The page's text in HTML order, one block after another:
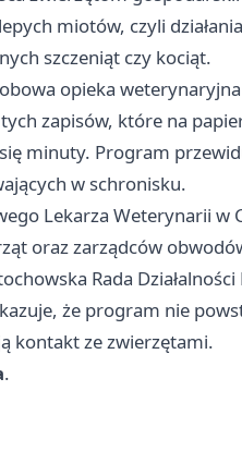
miotów, czyli
szczeniąt czy kociąt.
opieka
zapisów, które na
minuty. Program
w schronisku.
Lekarza Weterynarii w
oraz zarządców
Rada
że program nie
kontakt ze zwierzętami.
.